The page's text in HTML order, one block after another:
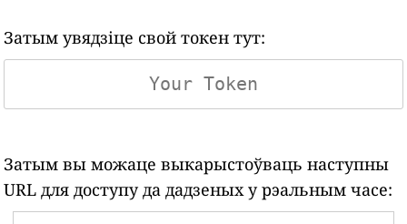
Затым увядзіце свой токен тут:
Затым вы можаце выкарыстоўваць наступны
URL для доступу да дадзеных у рэальным часе: